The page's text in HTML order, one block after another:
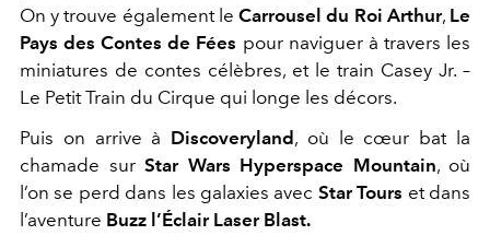
On y trouve également leCarrousel du Roi Arthur, Le
Pays des Contes de Fées pour naviguer à travers les
miniatures de contes célèbres, et le train Casey Jr. –
Le Petit Train du Cirque qui longe les décors.
Puis on arrive à Discoveryland, où le cœur bat la
chamade sur Star Wars Hyperspace Mountain, où
l’on se perd dans les galaxies avec Star Tours et dans
l’aventure Buzz l’Éclair Laser Blast.